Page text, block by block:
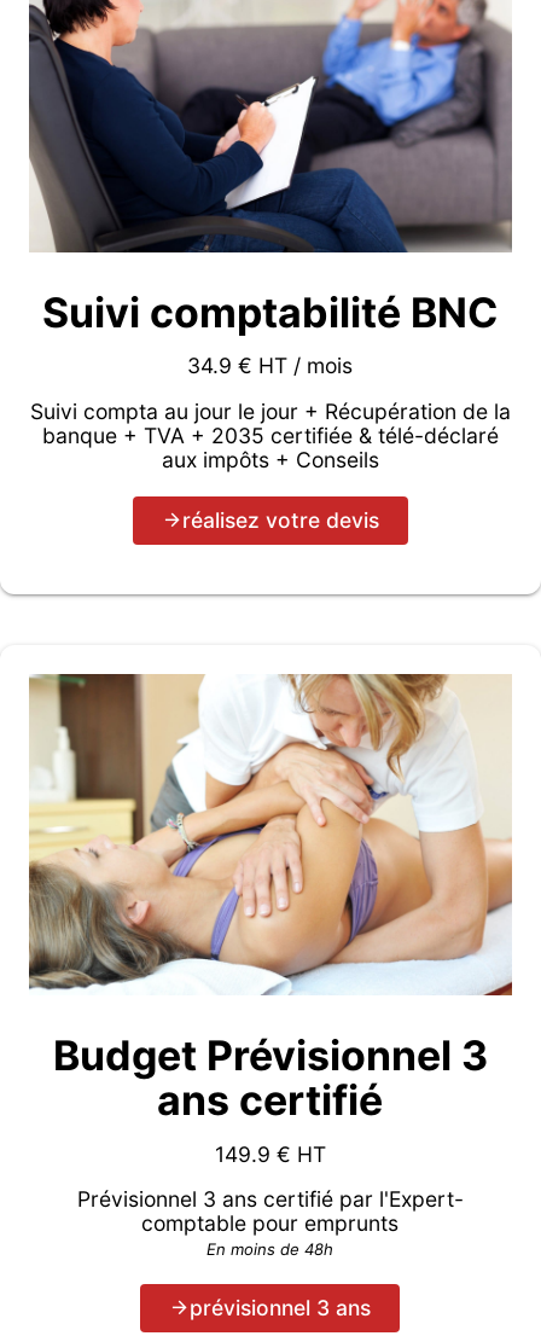
Suivi comptabilité BNC
34.9 € HT / mois
Suivi compta au jour le jour + Récupération de la
banque + TVA + 2035 certifiée & télé-déclaré
aux impôts + Conseils
réalisez votre devis
Budget Prévisionnel 3
ans certifié
149.9 € HT
Prévisionnel 3 ans certifié par l'Expert-
comptable pour emprunts
En moins de 48h
prévisionnel 3 ans